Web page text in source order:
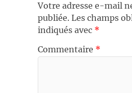
Votre adresse e-mail
publiée. Les champs
indiqués avec *
Commentaire *